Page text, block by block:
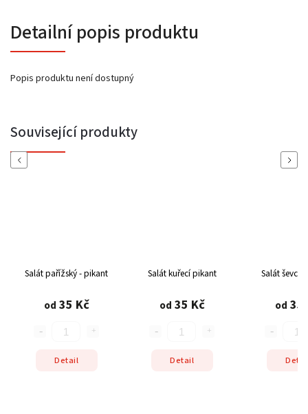
Detailní popis produktu
Popis produktu není dostupný
Související produkty
Previous
Salát pařížský - pikant
od 35 Kč
Detail
Salát kuřecí pikant
od 35 Kč
Detail
Salát
od 35
Next